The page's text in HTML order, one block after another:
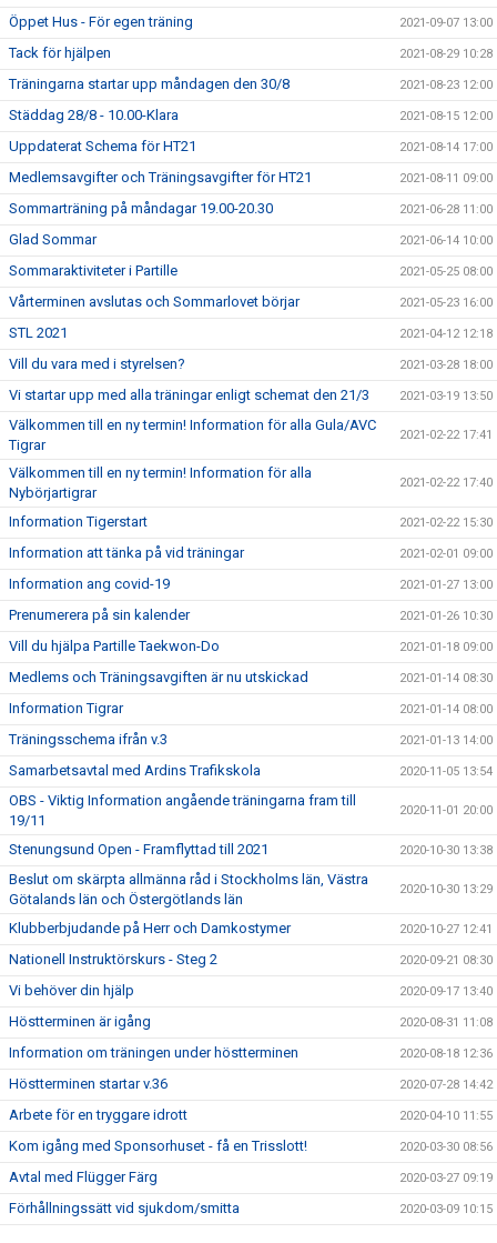
Öppet Hus - För egen träning 2021-09-07 13:00
Tack för hjälpen 2021-08-29 10:28
Träningarna startar upp måndagen den 30/8 2021-08-23 12:00
Städdag 28/8 - 10.00-Klara 2021-08-15 12:00
Uppdaterat Schema för HT21 2021-08-14 17:00
Medlemsavgifter och Träningsavgifter för HT21 2021-08-11 09:00
Sommarträning på måndagar 19.00-20.30 2021-06-28 11:00
Glad Sommar 2021-06-14 10:00
Sommaraktiviteter i Partille 2021-05-25 08:00
Vårterminen avslutas och Sommarlovet börjar 2021-05-23 16:00
STL 2021 2021-04-12 12:18
Vill du vara med i styrelsen? 2021-03-28 18:00
Vi startar upp med alla träningar enligt schemat den 21/3 2021-03-19 13:50
Välkommen till en ny termin! Information för alla Gula/AVC
Tigrar
2021-02-22 17:41
Välkommen till en ny termin! Information för alla
Nybörjartigrar
2021-02-22 17:40
Information Tigerstart 2021-02-22 15:30
Information att tänka på vid träningar 2021-02-01 09:00
Information ang covid-19 2021-01-27 13:00
Prenumerera på sin kalender 2021-01-26 10:30
Vill du hjälpa Partille Taekwon-Do 2021-01-18 09:00
Medlems och Träningsavgiften är nu utskickad 2021-01-14 08:30
Information Tigrar 2021-01-14 08:00
Träningsschema ifrån v.3 2021-01-13 14:00
Samarbetsavtal med Ardins Trafikskola 2020-11-05 13:54
OBS - Viktig Information angående träningarna fram till
19/11
2020-11-01 20:00
Stenungsund Open - Framflyttad till 2021 2020-10-30 13:38
Beslut om skärpta allmänna råd i Stockholms län, Västra
Götalands län och Östergötlands län
2020-10-30 13:29
Klubberbjudande på Herr och Damkostymer 2020-10-27 12:41
Nationell Instruktörskurs - Steg 2 2020-09-21 08:30
Vi behöver din hjälp 2020-09-17 13:40
Höstterminen är igång 2020-08-31 11:08
Information om träningen under höstterminen 2020-08-18 12:36
Höstterminen startar v.36 2020-07-28 14:42
Arbete för en tryggare idrott 2020-04-10 11:55
Kom igång med Sponsorhuset - få en Trisslott! 2020-03-30 08:56
Avtal med Flügger Färg 2020-03-27 09:19
Förhållningssätt vid sjukdom/smitta 2020-03-09 10:15